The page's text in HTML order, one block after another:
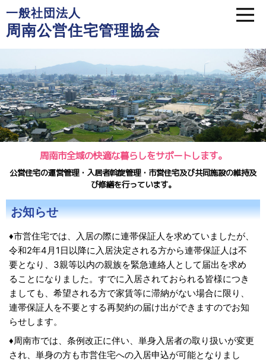
一般社団法人
周南公営住宅管理協会
周南市全域の快適な暮らしをサポートします。
公営住宅の運営管理・入居者斡旋管理・市営住宅及び共同施設の維持及
び修繕を行っています。
お知らせ
♦市営住宅では、入居の際に連帯保証人を求めていましたが、
令和2年4月1日以降に入居決定される方から連帯保証人は不
要となり、3親等以内の親族を緊急連絡人として届出を求め
ることになりました。すでに入居されておられる皆様につき
ましても、希望される方で家賃等に滞納がない場合に限り、
連帯保証人を不要とする再契約の届け出ができますのでお知
らせします。
♦周南市では、条例改正に伴い、単身入居者の取り扱いが変更
され、単身の方も市営住宅への入居申込が可能となりまし